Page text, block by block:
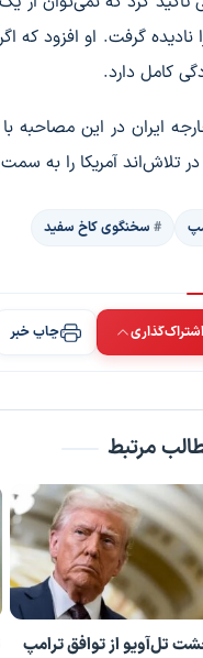
نادیده گرفت. او افزود که
کامل دارد.
ایران در این مصاحبه
تلاش‌اند آمریکا را به
سخنگوی کاخ سفید
اشتراک‌گذاری چاپ خبر
مرتبط
تل‌آویو از توافق ترامپ